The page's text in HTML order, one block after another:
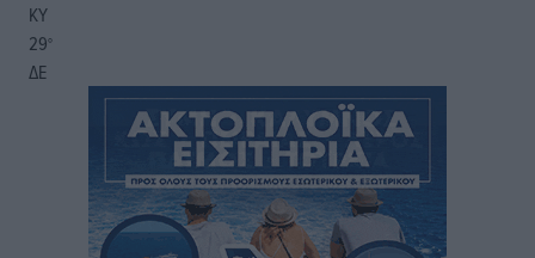
ΚΥ
29°
ΔΕ